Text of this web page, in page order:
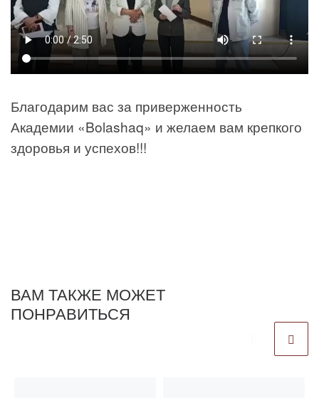
Благодарим вас за приверженность
Академии «Bolashaq» и желаем вам крепкого
здоровья и успехов!!!
ВАМ ТАКЖЕ МОЖЕТ
ПОНРАВИТЬСЯ